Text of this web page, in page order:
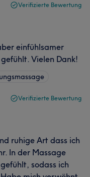
Verifizierte Bewertung
einfühlsamer
Vielen Dank!
Verifizierte Bewertung
ruhige Art dass ich
In der Massage
sodass ich